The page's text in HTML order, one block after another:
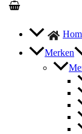
Merken